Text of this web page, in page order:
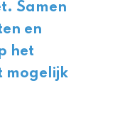
Samen
en
het
mogelijk